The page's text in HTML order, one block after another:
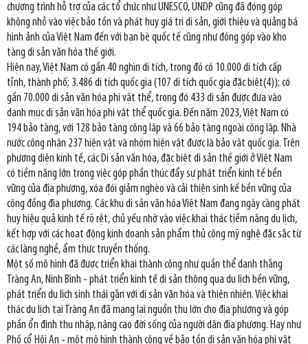
chương trình hỗ trợ của các tổ chức như UNESCO, UNDP cũng đã đóng góp
không nhỏ vào việc bảo tồn và phát huy giá trị di sản, giới thiệu và quảng bá
hình ảnh của Việt Nam đến với bạn bè quốc tế cũng như đóng góp vào kho
tàng di sản văn hóa thế giới.
Hiện nay, Việt Nam có gần 40 nghìn di tích, trong đó có 10.000 di tích cấp
tỉnh, thành phố; 3.486 di tích quốc gia (107 di tích quốc gia đặc biệt(4)); có
gần 70.000 di sản văn hóa phi vật thể, trong đó 433 di sản được đưa vào
danh mục di sản văn hóa phi vật thể quốc gia. Đến năm 2023, Việt Nam có
194 bảo tàng, với 128 bảo tàng công lập và 66 bảo tàng ngoài công lập. Nhà
nước công nhận 237 hiện vật và nhóm hiện vật được là bảo vật quốc gia. Trên
phương diện kinh tế, các Di sản văn hóa, đặc biệt di sản thế giới ở Việt Nam
có tiềm năng lớn trong việc góp phần thúc đẩy sự phát triển kinh tế bền
vững của địa phương, xóa đói giảm nghèo và cải thiện sinh kế bền vững của
cộng đồng địa phương. Các khu di sản văn hóa Việt Nam đang ngày càng phát
huy hiệu quả kinh tế rõ rệt, chủ yếu nhờ vào việc khai thác tiềm năng du lịch,
kết hợp với các hoạt động kinh doanh sản phẩm thủ công mỹ nghệ đặc sắc từ
các làng nghề, ẩm thực truyền thống.
Một số mô hình đã được triển khai thành công như quần thể danh thắng
Tràng An, Ninh Bình - phát triển kinh tế di sản thông qua du lịch bền vững,
phát triển du lịch sinh thái gắn với di sản văn hóa và thiên nhiên. Việc khai
thác du lịch tại Tràng An đã mang lại nguồn thu lớn cho địa phương và góp
phần ổn định thu nhập, nâng cao đời sống của người dân địa phương. Hay như
Phố cổ Hội An - một mô hình thành công về bảo tồn di sản văn hóa phi vật